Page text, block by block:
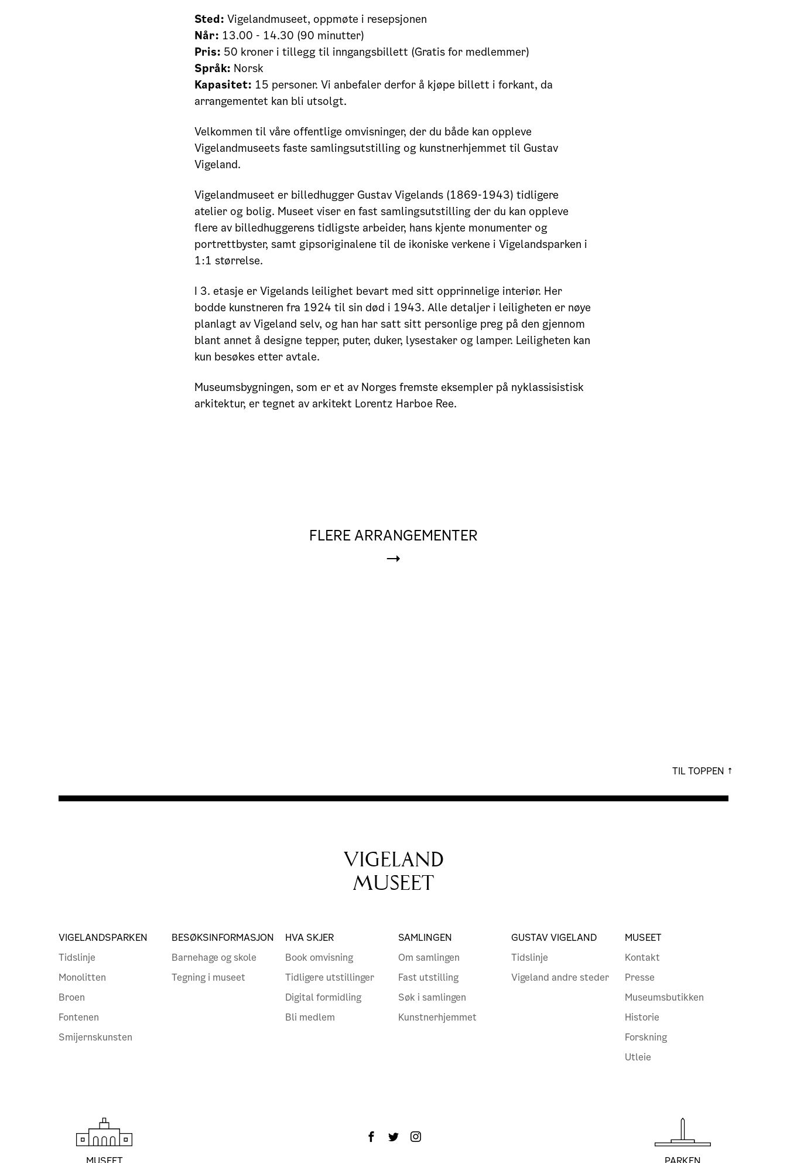
Sted: Vigelandmuseet, oppmøte i resepsjonen
Når: 13.00 - 14.30 (90 minutter)
Pris: 50 kroner i tillegg til inngangsbillett (Gratis for medlemmer)
Språk: Norsk
Kapasitet: 15 personer. Vi anbefaler derfor å kjøpe billett i forkant, da
arrangementet kan bli utsolgt.
Velkommen til våre offentlige omvisninger, der du både kan oppleve
Vigelandmuseets faste samlingsutstilling og kunstnerhjemmet til Gustav
Vigeland.
Vigelandmuseet er billedhugger Gustav Vigelands (1869-1943) tidligere
atelier og bolig. Museet viser en fast samlingsutstilling der du kan oppleve
flere av billedhuggerens tidligste arbeider, hans kjente monumenter og
portrettbyster, samt gipsoriginalene til de ikoniske verkene i Vigelandsparken i
1:1 størrelse.
I 3. etasje er Vigelands leilighet bevart med sitt opprinnelige interiør. Her
bodde kunstneren fra 1924 til sin død i 1943. Alle detaljer i leiligheten er nøye
planlagt av Vigeland selv, og han har satt sitt personlige preg på den gjennom
blant annet å designe tepper, puter, duker, lysestaker og lamper. Leiligheten kan
kun besøkes etter avtale.
Museumsbygningen, som er et av Norges fremste eksempler på nyklassisistisk
arkitektur, er tegnet av arkitekt Lorentz Harboe Ree.
FLERE ARRANGEMENTER
TIL TOPPEN
VIGELAND
MUSEET
VIGELANDSPARKEN
Tidslinje
Monolitten
Broen
Fontenen
Smijernskunsten
BESØKSINFORMASJON
Barnehage og skole
Tegning i museet
HVA SKJER
Book omvisning
Tidligere utstillinger
Digital formidling
Bli medlem
SAMLINGEN
Om samlingen
Fast utstilling
Søk i samlingen
Kunstnerhjemmet
GUSTAV VIGELAND
Tidslinje
Vigeland andre steder
MUSEET
Kontakt
Presse
Museumsbutikken
Historie
Forskning
Utleie